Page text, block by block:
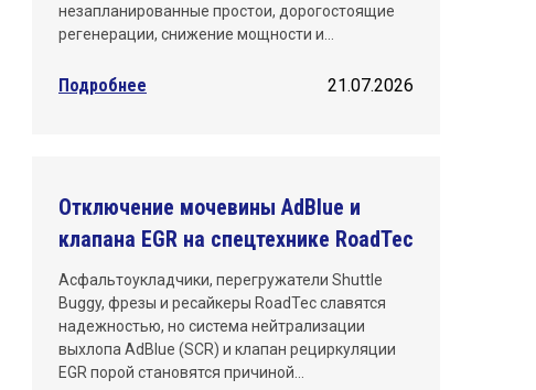
незапланированные простои, дорогостоящие
регенерации, снижение мощности и…
21.07.2026
Подробнее
Отключение мочевины AdBlue и
клапана EGR на спецтехнике RoadTec
Асфальтоукладчики, перегружатели Shuttle
Buggy, фрезы и ресайкеры RoadTec славятся
надежностью, но система нейтрализации
выхлопа AdBlue (SCR) и клапан рециркуляции
EGR порой становятся причиной…